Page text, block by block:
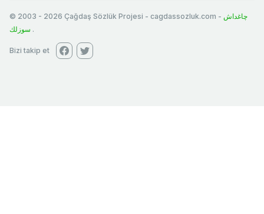
© 2003 - 2026 Çağdaş Sözlük Projesi - cagdassozluk.com - چاغداش
سوزلك .
Bizi takip et